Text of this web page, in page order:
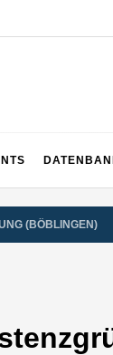
(BÖBLINGEN)